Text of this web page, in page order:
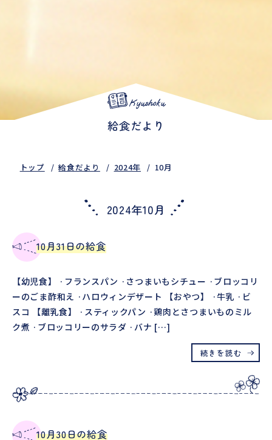
Kyushoku
給食だより
トップ 給食だより 2024年 10月
2024年10月
10月31日の給食
【幼児食】 ·フランスパン ·さつまいもシチュー ·ブロッコリ
ーのごま酢和え ·ハロウィンデザート 【おやつ】 ·牛乳 ·ビ
スコ 【離乳食】 ·スティックパン ·鶏肉とさつまいものミル
ク煮 ·ブロッコリーのサラダ ·バナ […]
続きを読む
10月30日の給食